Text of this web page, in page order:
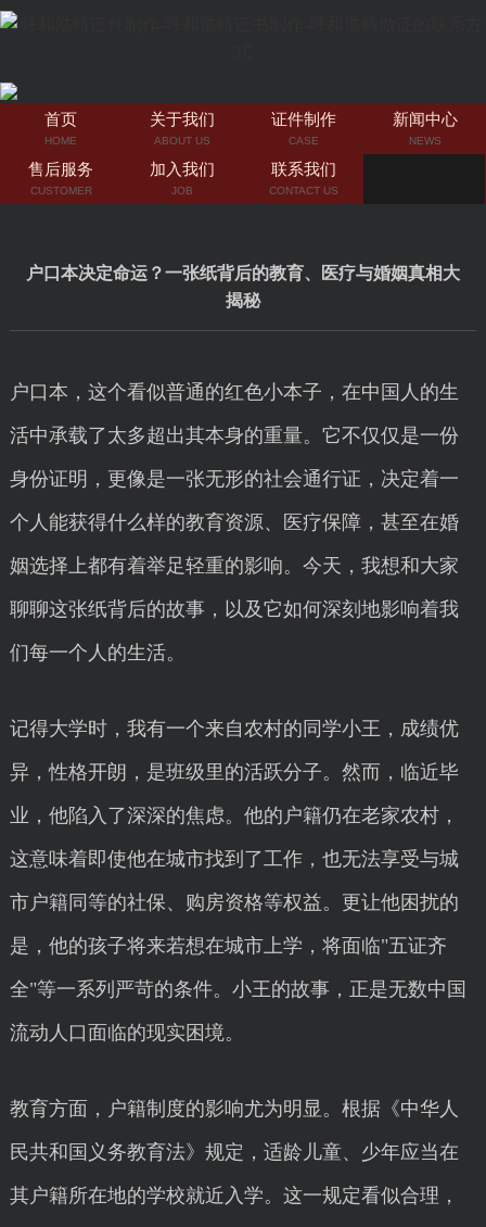
首页
HOME
关于我们
ABOUT US
证件制作
CASE
新闻中心
NEWS
售后服务
CUSTOMER
加入我们
JOB
联系我们
CONTACT US
户口本决定命运？一张纸背后的教育、医疗与婚姻真相大
揭秘
户口本，这个看似普通的红色小本子，在中国人的生
活中承载了太多超出其本身的重量。它不仅仅是一份
身份证明，更像是一张无形的社会通行证，决定着一
个人能获得什么样的教育资源、医疗保障，甚至在婚
姻选择上都有着举足轻重的影响。今天，我想和大家
聊聊这张纸背后的故事，以及它如何深刻地影响着我
们每一个人的生活。
记得大学时，我有一个来自农村的同学小王，成绩优
异，性格开朗，是班级里的活跃分子。然而，临近毕
业，他陷入了深深的焦虑。他的户籍仍在老家农村，
这意味着即使他在城市找到了工作，也无法享受与城
市户籍同等的社保、购房资格等权益。更让他困扰的
是，他的孩子将来若想在城市上学，将面临"五证齐
全"等一系列严苛的条件。小王的故事，正是无数中国
流动人口面临的现实困境。
教育方面，户籍制度的影响尤为明显。根据《中华人
民共和国义务教育法》规定，适龄儿童、少年应当在
其户籍所在地的学校就近入学。这一规定看似合理，